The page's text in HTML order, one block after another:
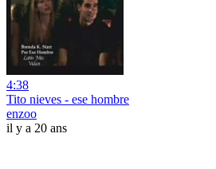
4:38
Tito nieves - ese hombre
enzoo
il y a 20 ans